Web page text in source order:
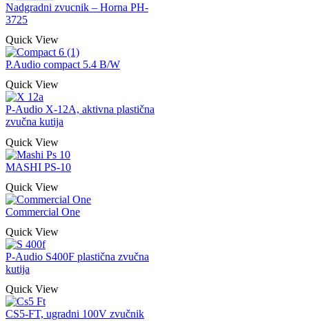
Nadgradni zvucnik – Horna PH-
3725
Quick View
P.Audio compact 5.4 B/W
Quick View
P-Audio X-12A, aktivna plastična
zvučna kutija
Quick View
MASHI PS-10
Quick View
Commercial One
Quick View
P-Audio S400F plastična zvučna
kutija
Quick View
CS5-FT, ugradni 100V zvučnik